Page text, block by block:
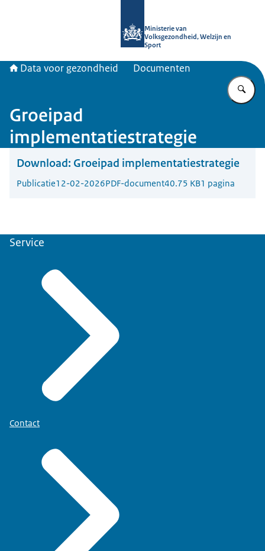
Ministerie van
Volksgezondheid, Welzijn en
Sport
Data voor gezondheid Documenten
Groeipad
implementatiestrategie
Download: Groeipad implementatiestrategie
Publicatie12-02-2026PDF-document40.75 KB1 pagina
Service
Contact